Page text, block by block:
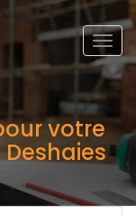
votre